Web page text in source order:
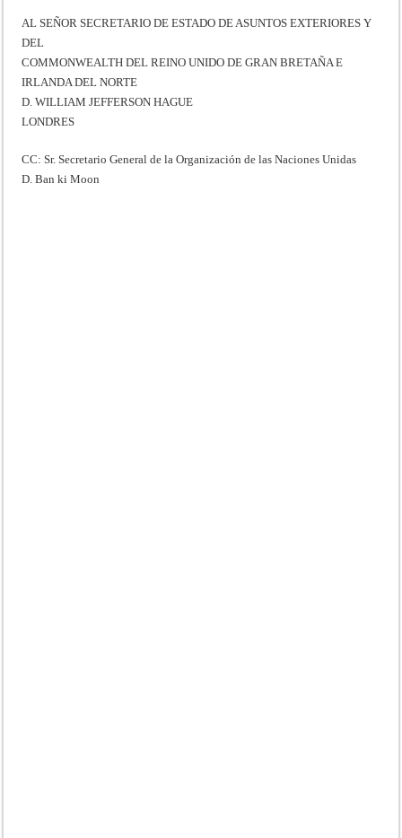
AL SEÑOR SECRETARIO DE ESTADO DE ASUNTOS EXTERIORES Y
DEL
COMMONWEALTH DEL REINO UNIDO DE GRAN BRETAÑA E
IRLANDA DEL NORTE
D. WILLIAM JEFFERSON HAGUE
LONDRES
CC: Sr. Secretario General de la Organización de las Naciones Unidas
D. Ban ki Moon